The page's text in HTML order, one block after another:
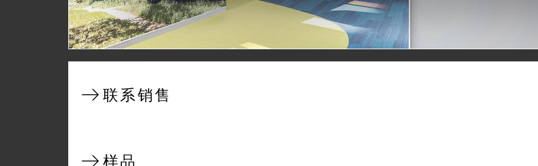
l
e
c
t
n
联系销售
样品